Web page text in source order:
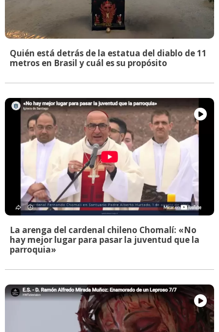
Quién está detrás de la estatua del diablo de 11
metros en Brasil y cuál es su propósito
La arenga del cardenal chileno Chomalí: «No
hay mejor lugar para pasar la juventud que la
parroquia»